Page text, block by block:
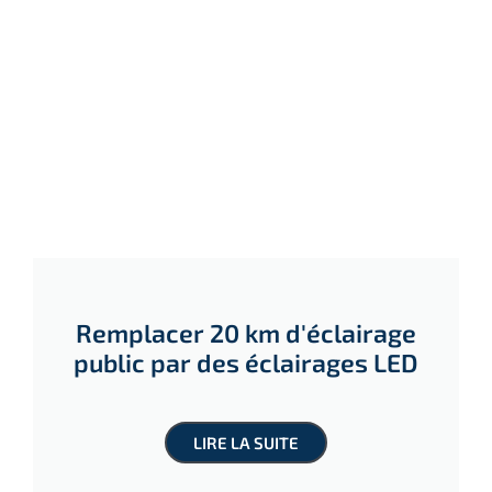
Remplacer 20 km d'éclairage
public par des éclairages LED
LIRE LA SUITE